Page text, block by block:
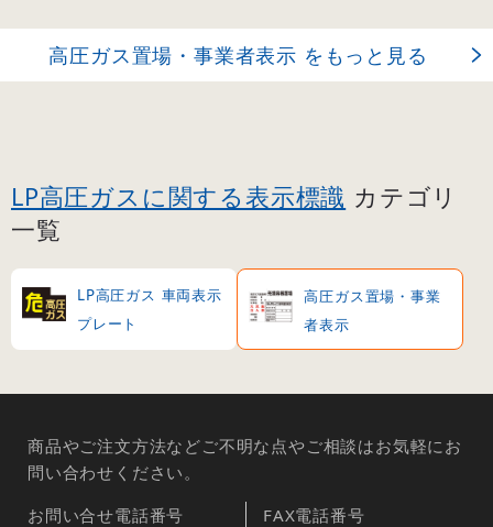
高圧ガス置場・事業者表示 をもっと見る
LP高圧ガスに関する表示標識 カテゴリ
一覧
LP高圧ガス 車両表示
プレート
高圧ガス置場・事業
者表示
商品やご注文方法などご不明な点やご相談はお気軽にお
問い合わせください。
お問い合せ電話番号
FAX電話番号